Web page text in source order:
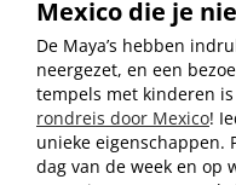
Mexico die je
De Maya’s hebben
neergezet, en een
tempels met kinderen
rondreis door Mexico!
unieke eigenschappen.
dag van de week en op